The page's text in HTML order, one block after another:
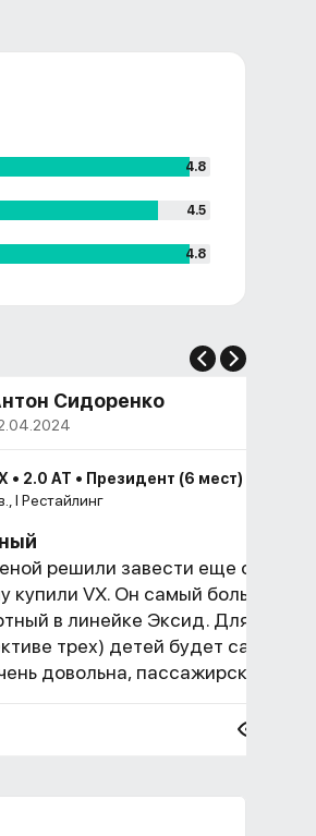
4.8
4.5
4.8
Сидоренко
• 2.0 AT • Президент (6 мест)
I Рестайлинг
решили завести еще одного
купили VX. Он самый большой и
в линейке Эксид. Для двух
трех) детей будет самое
довольна, пассажирское